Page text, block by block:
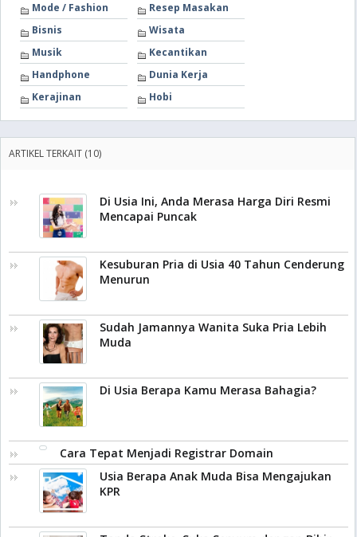
Mode / Fashion
Resep Masakan
Bisnis
Wisata
Musik
Kecantikan
Handphone
Dunia Kerja
Kerajinan
Hobi
ARTIKEL TERKAIT (10)
Di Usia Ini, Anda Merasa Harga Diri Resmi
Mencapai Puncak
Kesuburan Pria di Usia 40 Tahun Cenderung
Menurun
Sudah Jamannya Wanita Suka Pria Lebih
Muda
Di Usia Berapa Kamu Merasa Bahagia?
Cara Tepat Menjadi Registrar Domain
Usia Berapa Anak Muda Bisa Mengajukan
KPR